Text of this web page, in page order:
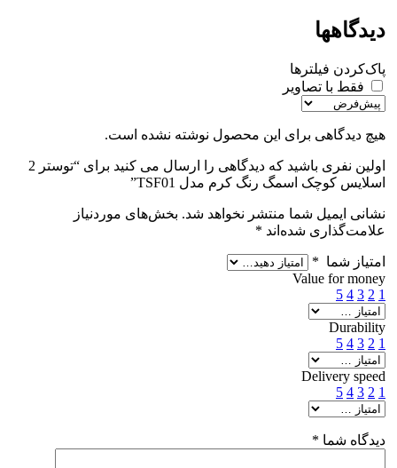
دیدگاهها
پاک‌کردن فیلترها
فقط با تصاویر
هیچ دیدگاهی برای این محصول نوشته نشده است.
اولین نفری باشید که دیدگاهی را ارسال می کنید برای “توستر 2
اسلایس کوچک اسمگ رنگ کرم مدل TSF01”
نشانی ایمیل شما منتشر نخواهد شد. بخش‌های موردنیاز
علامت‌گذاری شده‌اند *
امتیاز شما *
Value for money
1
2
3
4
5
Durability
1
2
3
4
5
Delivery speed
1
2
3
4
5
دیدگاه شما *